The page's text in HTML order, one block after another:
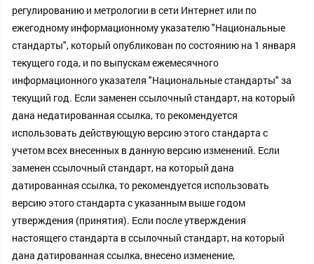
регулированию и метрологии в сети Интернет или по
ежегодному информационному указателю "Национальные
стандарты", который опубликован по состоянию на 1 января
текущего года, и по выпускам ежемесячного
информационного указателя "Национальные стандарты" за
текущий год. Если заменен ссылочный стандарт, на который
дана недатированная ссылка, то рекомендуется
использовать действующую версию этого стандарта с
учетом всех внесенных в данную версию изменений. Если
заменен ссылочный стандарт, на который дана
датированная ссылка, то рекомендуется использовать
версию этого стандарта с указанным выше годом
утверждения (принятия). Если после утверждения
настоящего стандарта в ссылочный стандарт, на который
дана датированная ссылка, внесено изменение,